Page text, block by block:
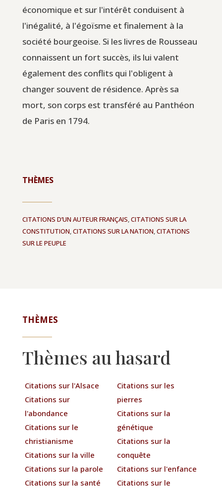
économique et sur l'intérêt conduisent à
l'inégalité, à l'égoïsme et finalement à la
société bourgeoise. Si les livres de Rousseau
connaissent un fort succès, ils lui valent
également des conflits qui l'obligent à
changer souvent de résidence. Après sa
mort, son corps est transféré au Panthéon
de Paris en 1794.
THÈMES
CITATIONS D’UN AUTEUR FRANÇAIS,CITATIONS SUR LA
CONSTITUTION,CITATIONS SUR LA NATION,CITATIONS
SUR LE PEUPLE
THÈMES
Thèmes au hasard
Citations sur l'Alsace
Citations sur
l'abondance
Citations sur le
christianisme
Citations sur la ville
Citations sur la parole
Citations sur la santé
Citations sur les
pierres
Citations sur la
génétique
Citations sur la
conquête
Citations sur l'enfance
Citations sur le